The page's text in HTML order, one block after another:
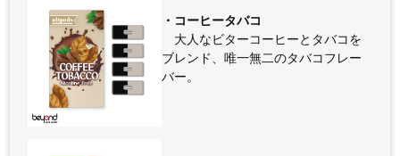
・コーヒータバコ
大人なビターコーヒーとタバコを
ブレンド、唯一無二のタバコフレー
バー。